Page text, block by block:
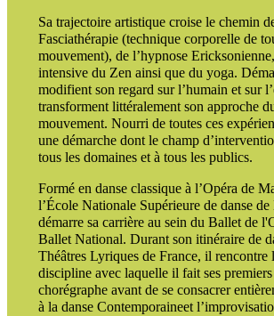
Sa trajectoire artistique croise le chemin
Fasciathérapie (technique corporelle de
mouvement), de l’hypnose
intensive du Zen ainsi que du yoga.
modifient son regard sur l’humain et sur
transforment littéralement son approche
mouvement. Nourri de toutes ces
une démarche dont le champ
tous les domaines et à tous les publics.
Formé en danse classique à l’Opéra de
l’École Nationale Supérieure de danse
démarre sa carrière au sein du Ballet de
Ballet National. Durant son itinéraire de
Théâtres Lyriques de France, il rencontre
discipline avec laquelle il fait ses premiers
chorégraphe avant de se consacrer
à la danse Contemporaineet